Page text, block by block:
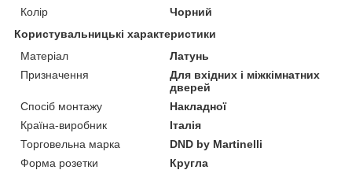
Колір
Чорний
Користувальницькі характеристики
Матеріал
Латунь
Призначення
Для вхідних і міжкімнатних
дверей
Спосіб монтажу
Накладної
Країна-виробник
Італія
Торговельна марка
DND by Martinelli
Форма розетки
Кругла